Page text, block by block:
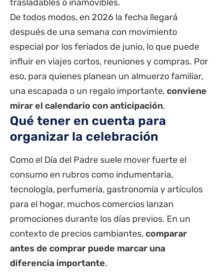
trasladables o inamovibles.
De todos modos, en 2026 la fecha llegará
después de una semana con movimiento
especial por los feriados de junio, lo que puede
influir en viajes cortos, reuniones y compras. Por
eso, para quienes planean un almuerzo familiar,
una escapada o un regalo importante,conviene
mirar el calendario con anticipación.
Qué tener en cuenta para
organizar la celebración
Como el Día del Padre suele mover fuerte el
consumo en rubros como indumentaria,
tecnología, perfumería, gastronomía y artículos
para el hogar, muchos comercios lanzan
promociones durante los días previos. En un
contexto de precios cambiantes,comparar
antes de comprar puede marcar una
diferencia importante.